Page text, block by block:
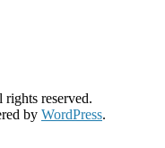
rights reserved.
by WordPress.